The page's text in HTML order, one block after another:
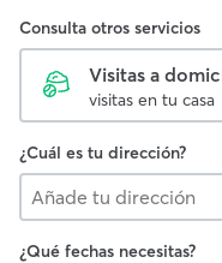
Consulta otros servicios
Visitas a
visitas en tu casa
¿Cuál es tu dirección?
¿Qué fechas necesitas?